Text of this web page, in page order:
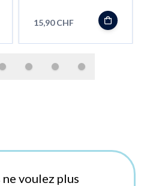
15,90 CHF
ne voulez plus